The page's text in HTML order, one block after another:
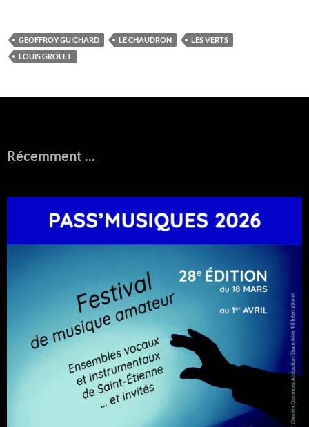
GEOFFROY GUICHARD LE CHAUDRON
LES VERTS
LOUIS GROLET
Récemment ...